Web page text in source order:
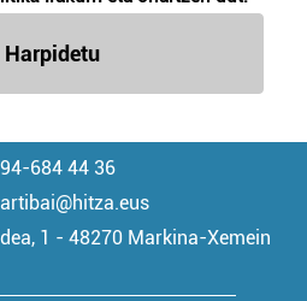
Harpidetu
94-684 44 36
1 - 48270 Markina-Xemein